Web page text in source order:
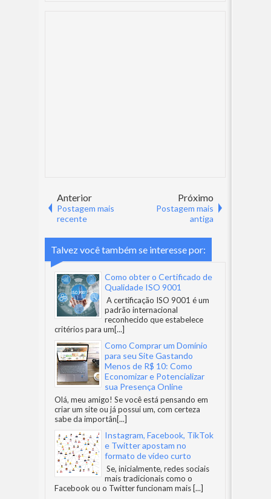
Anterior
Postagem mais
recente
Próximo
Postagem mais
antiga
Talvez você também se interesse por:
Como obter o Certificado de
Qualidade ISO 9001
A certificação ISO 9001 é um
padrão internacional
reconhecido que estabelece
critérios para um[...]
Como Comprar um Domínio
para seu Site Gastando
Menos de R$ 10: Como
Economizar e Potencializar
sua Presença Online
Olá, meu amigo! Se você está pensando em
criar um site ou já possui um, com certeza
sabe da importân[...]
Instagram, Facebook, TikTok
e Twitter apostam no
formato de vídeo curto
Se, inicialmente, redes sociais
mais tradicionais como o
Facebook ou o Twitter funcionam mais [...]